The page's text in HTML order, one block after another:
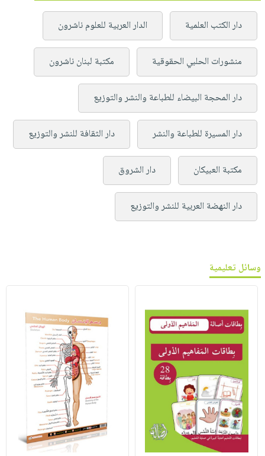
دار الكتب العلمية الدار العربية للعلوم ناشرون
منشورات الحلبي الحقوقية مكتبة لبنان ناشرون
دار المحجة البيضاء للطباعة والنشر والتوزيع
دار المسيرة للطباعة والنشر دار الثقافة للنشر والتوزيع
مكتبة العبيكان دار الشروق
دار النهضة العربية للنشر والتوزيع
وسائل تعليمية